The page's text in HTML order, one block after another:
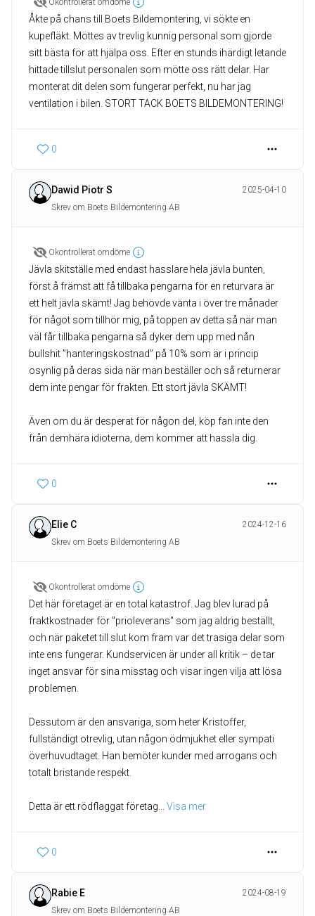
Okontrollerat omdöme
Åkte på chans till Boets Bildemontering, vi sökte en
kupefläkt. Möttes av trevlig kunnig personal som gjorde
sitt bästa för att hjälpa oss. Efter en stunds ihärdigt letande
hittade tillslut personalen som mötte oss rätt delar. Har
monterat dit delen som fungerar perfekt, nu har jag
ventilation i bilen. STORT TACK BOETS BILDEMONTERING!
0
Dawid Piotr S
2025-04-10
Skrev om Boets Bildemontering AB
Okontrollerat omdöme
Jävla skitställe med endast hasslare hela jävla bunten,
först å främst att få tillbaka pengarna för en returvara är
ett helt jävla skämt! Jag behövde vänta i över tre månader
för något som tillhör mig, på toppen av detta så när man
väl får tillbaka pengarna så dyker dem upp med nån
bullshit ”hanteringskostnad” på 10% som är i princip
osynlig på deras sida när man beställer och så returnerar
dem inte pengar för frakten. Ett stort jävla SKÄMT!
Även om du är desperat för någon del, köp fan inte den
från demhära idioterna, dem kommer att hassla dig.
0
Elie C
2024-12-16
Skrev om Boets Bildemontering AB
Okontrollerat omdöme
Det här företaget är en total katastrof. Jag blev lurad på
fraktkostnader för "prioleverans" som jag aldrig beställt,
och när paketet till slut kom fram var det trasiga delar som
inte ens fungerar. Kundservicen är under all kritik – de tar
inget ansvar för sina misstag och visar ingen vilja att lösa
problemen.
Dessutom är den ansvariga, som heter Kristoffer,
fullständigt otrevlig, utan någon ödmjukhet eller sympati
överhuvudtaget. Han bemöter kunder med arrogans och
totalt bristande respekt.
Detta är ett rödflaggat företag Visa mer
0
Rabie E
2024-08-19
Skrev om Boets Bildemontering AB